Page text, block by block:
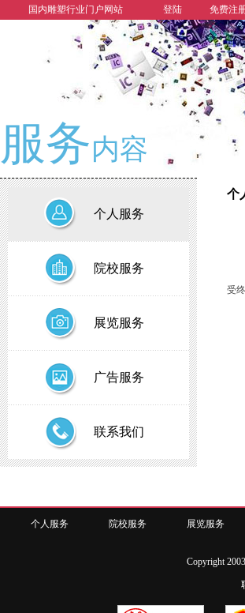
国内雕塑行业门户网站 登陆 免费注
服务内容
个人服务
院校服务
展览服务
广告服务
联系我们
个
受
个人服务 院校服务 展览服务
Copyright